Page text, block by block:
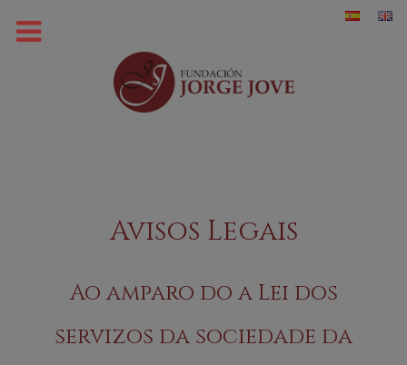
Avisos Legais
Ao amparo do a Lei dos
servizos da sociedade da